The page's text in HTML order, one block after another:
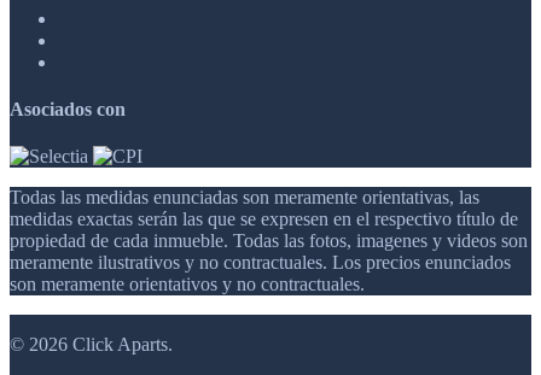
Asociados con
Todas las medidas enunciadas son meramente orientativas, las
medidas exactas serán las que se expresen en el respectivo título de
propiedad de cada inmueble. Todas las fotos, imagenes y videos son
meramente ilustrativos y no contractuales. Los precios enunciados
son meramente orientativos y no contractuales.
© 2026 Click Aparts.